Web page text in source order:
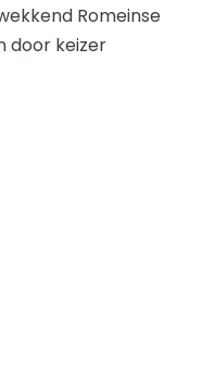
Romeinse
door keizer